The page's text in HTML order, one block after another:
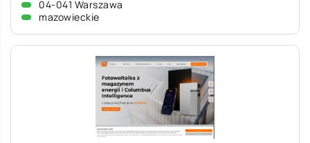
04-041 Warszawa
mazowieckie